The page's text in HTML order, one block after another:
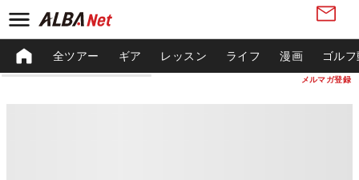
メルマガ登録
全ツアー ギア レッスン ライフ 漫画 ゴル